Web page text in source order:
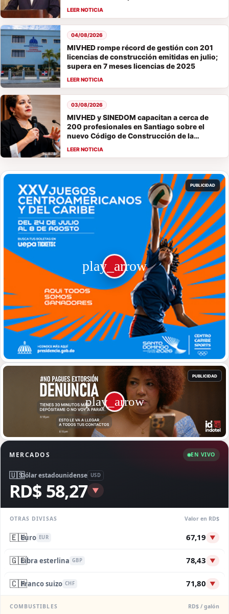
MIVHED rompe récord de gestión con 201
licencias de construcción emitidas en julio;
supera en 7 meses licencias de 2025
04/08/2026
MIVHED y SINEDOM capacitan a cerca de
200 profesionales en Santiago sobre el
nuevo Código de Construcción de la
03/08/2026
MERCADOS EN VIVO
🇺🇸Dólar estadounidense USD
RD$ 58,27 ▼
OTRAS DIVISAS Valor en RD$
🇪🇺Euro EUR 67,19 ▼
🇬🇧Libra esterlina GBP 78,43 ▼
🇨🇭Franco suizo CHF 71,80 ▼
COMBUSTIBLES RD$ / galón